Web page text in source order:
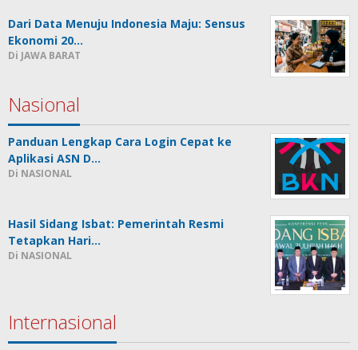
Dari Data Menuju Indonesia Maju: Sensus
Ekonomi 20…
Di JAWA BARAT
Nasional
Panduan Lengkap Cara Login Cepat ke
Aplikasi ASN D…
Di NASIONAL
Hasil Sidang Isbat: Pemerintah Resmi
Tetapkan Hari…
Di NASIONAL
Internasional